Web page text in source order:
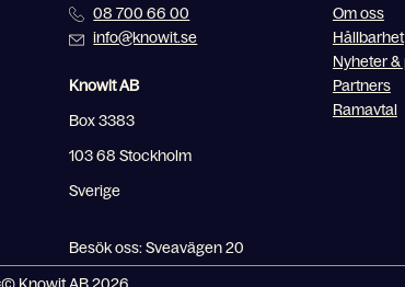
08 700 66 00
info@knowit.se
Knowit AB
Box 3383
103 68 Stockholm
Sverige
Besök oss: Sveavägen 20
Om oss
Hållbarhet
Nyheter &
Partners
Ramavtal